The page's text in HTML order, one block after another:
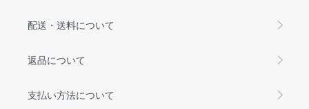
配送・送料について
返品について
支払い方法について